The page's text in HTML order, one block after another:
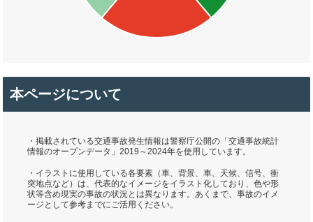
本ページについて
・掲載されている交通事故発生情報は警察庁公開の「交通事故統計
情報のオープンデータ」2019～2024年を使用しています。
・イラストに使用している各要素（車、背景、車、天候、信号、衝
突地点など）は、代表的なイメージをイラスト化しており、色や形
状等含め現実の事故の状況とは異なります。あくまで、事故のイメ
ージとして参考までにご活用ください。